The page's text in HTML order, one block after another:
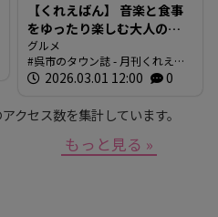
【くれえばん】 音楽と食事
をゆったり楽しむ大人の隠
れ家カフェ「Nobody
Knows」
グルメ
呉市のタウン誌 - 月刊くれえば
ん 2026.03.01 12:00 0
クセス数を集計しています。
もっと見る »